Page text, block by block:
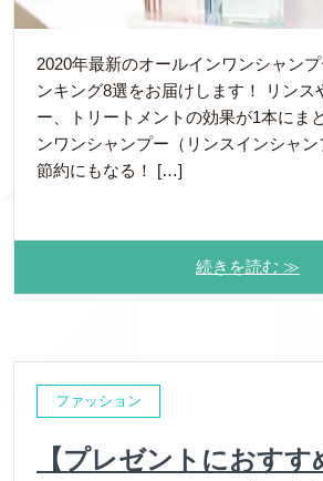
2020年最新のオールインワンシャン
ンキング8選をお届けします！ リンス
ー、トリートメントの効果が1本にま
ンワンシャンプー（リンスインシャ
節約にもなる！ […]
続きを読む ≫
ファッション
【プレゼントにおす